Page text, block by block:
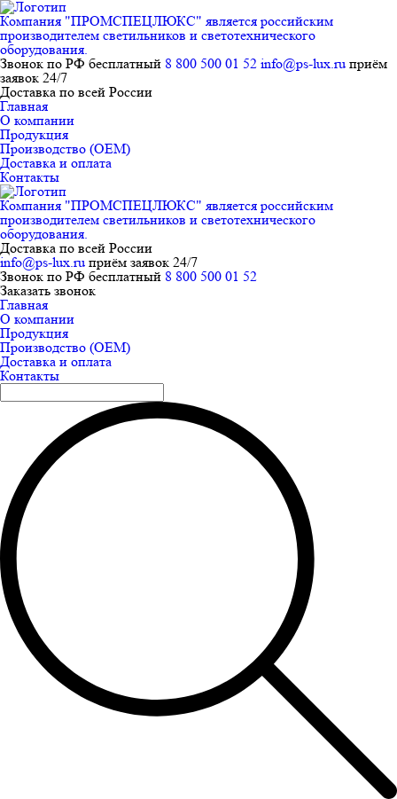
Компания "ПРОМСПЕЦЛЮКС" является российским
производителем светильников и светотехнического
оборудования.
Звонок по РФ бесплатный 8 800 500 01 52 info@ps-lux.ru приём
заявок 24/7
Доставка по всей России
Главная
О компании
Продукция
Производство (ОЕМ)
Доставка и оплата
Контакты
Компания "ПРОМСПЕЦЛЮКС" является российским
производителем светильников и светотехнического
оборудования.
Доставка по всей России
info@ps-lux.ru приём заявок 24/7
Звонок по РФ бесплатный 8 800 500 01 52
Заказать звонок
Главная
О компании
Продукция
Производство (ОЕМ)
Доставка и оплата
Контакты